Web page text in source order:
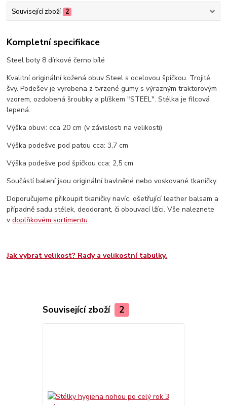
Související zboží 2
Kompletní specifikace
Steel boty 8 dírkové černo bílé
Kvalitní originální kožená obuv Steel s ocelovou špičkou. Trojité
švy. Podešev je vyrobena z tvrzené gumy s výrazným traktorovým
vzorem, ozdobená šroubky a plíškem "STEEL". Stélka je filcová
lepená.
Výška obuvi: cca 20 cm (v závislosti na velikosti)
Výška podešve pod patou cca: 3,7 cm
Výška podešve pod špičkou cca: 2,5 cm
Součástí balení jsou originální bavlněné nebo voskované tkaničky.
Doporučujeme přikoupit tkaničky navíc, ošetřující leather balsam a
případně sadu stélek, deodorant, či obouvací lžíci. Vše naleznete
vdoplňkovém sortimentu.
Jak vybrat velikost? Rady a velikostní tabulky.
Související zboží 2